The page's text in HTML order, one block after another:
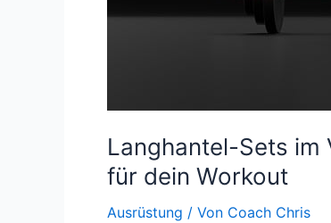
Langhantel-Sets im
für dein Workout
Ausrüstung / Von Coach Chris